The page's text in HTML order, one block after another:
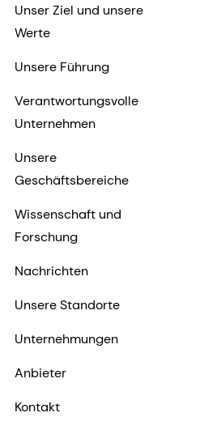
Unser Ziel und unsere
Werte
Unsere Führung
Verantwortungsvolle
Unternehmen
Unsere
Geschäftsbereiche
Wissenschaft und
Forschung
Nachrichten
Unsere Standorte
Unternehmungen
Anbieter
Kontakt